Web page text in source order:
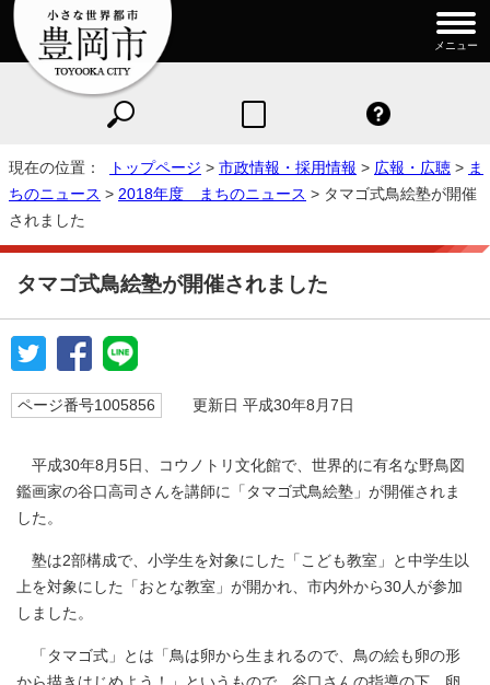
メニュー
現在の位置： トップページ > 市政情報・採用情報 > 広報・広聴 > ま
ちのニュース > 2018年度 まちのニュース > タマゴ式鳥絵塾が開催
されました
タマゴ式鳥絵塾が開催されました
ページ番号1005856 更新日 平成30年8月7日
平成30年8月5日、コウノトリ文化館で、世界的に有名な野鳥図
鑑画家の谷口高司さんを講師に「タマゴ式鳥絵塾」が開催されま
した。
塾は2部構成で、小学生を対象にした「こども教室」と中学生以
上を対象にした「おとな教室」が開かれ、市内外から30人が参加
しました。
「タマゴ式」とは「鳥は卵から生まれるので、鳥の絵も卵の形